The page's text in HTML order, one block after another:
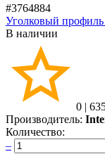
#3764884
Уголковый
В наличии
0 |
Производитель:
Количество:
–